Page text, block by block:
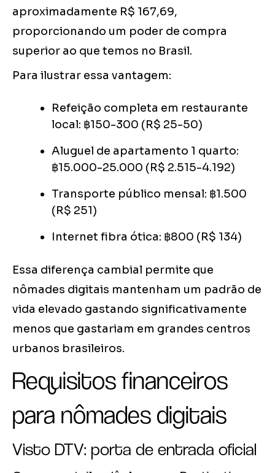
aproximadamente R$ 167,69,
proporcionando um poder de compra
superior ao que temos no Brasil.
Para ilustrar essa vantagem:
Refeição completa em restaurante
local: ฿150-300 (R$ 25-50)
Aluguel de apartamento 1 quarto:
฿15.000-25.000 (R$ 2.515-4.192)
Transporte público mensal: ฿1.500
(R$ 251)
Internet fibra ótica: ฿800 (R$ 134)
Essa diferença cambial permite que
nômades digitais mantenham um padrão de
vida elevado gastando significativamente
menos que gastariam em grandes centros
urbanos brasileiros.
Requisitos financeiros
para nômades digitais
Visto DTV: porta de entrada oficial